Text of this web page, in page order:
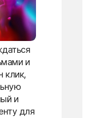
и
клик,
и
для